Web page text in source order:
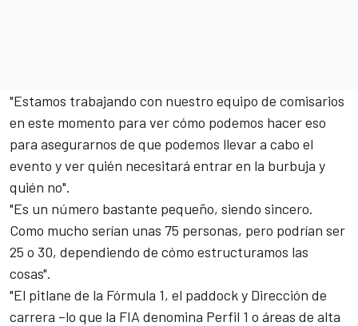
"Estamos trabajando con nuestro equipo de comisarios
en este momento para ver cómo podemos hacer eso
para asegurarnos de que podemos llevar a cabo el
evento y ver quién necesitará entrar en la burbuja y
quién no".
"Es un número bastante pequeño, siendo sincero.
Como mucho serían unas 75 personas, pero podrían ser
25 o 30, dependiendo de cómo estructuramos las
cosas".
"El pitlane de la Fórmula 1, el paddock y Dirección de
carrera –lo que la FIA denomina Perfil 1 o áreas de alta